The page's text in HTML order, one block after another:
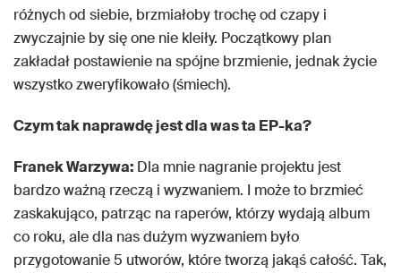
różnych od siebie, brzmiałoby trochę od czapy i
zwyczajnie by się one nie kleiły. Początkowy plan
zakładał postawienie na spójne brzmienie, jednak życie
wszystko zweryfikowało (śmiech).
Czym tak naprawdę jest dla was ta EP-ka?
Franek Warzywa: Dla mnie nagranie projektu jest
bardzo ważną rzeczą i wyzwaniem. I może to brzmieć
zaskakująco, patrząc na raperów, którzy wydają album
co roku, ale dla nas dużym wyzwaniem było
przygotowanie 5 utworów, które tworzą jakąś całość. Tak,